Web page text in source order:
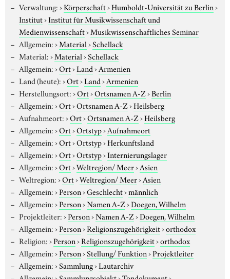
Verwaltung:›Körperschaft›Humboldt-Universität zu Berlin›
Institut›Institut für Musikwissenschaft und
Medienwissenschaft›Musikwissenschaftliches Seminar
Allgemein:›Material›Schellack
Material:›Material›Schellack
Allgemein:›Ort›Land›Armenien
Land (heute):›Ort›Land›Armenien
Herstellungsort:›Ort›Ortsnamen A-Z›Berlin
Allgemein:›Ort›Ortsnamen A-Z›Heilsberg
Aufnahmeort:›Ort›Ortsnamen A-Z›Heilsberg
Allgemein:›Ort›Ortstyp›Aufnahmeort
Allgemein:›Ort›Ortstyp›Herkunftsland
Allgemein:›Ort›Ortstyp›Internierungslager
Allgemein:›Ort›Weltregion/ Meer›Asien
Weltregion:›Ort›Weltregion/ Meer›Asien
Allgemein:›Person›Geschlecht›männlich
Allgemein:›Person›Namen A-Z›Doegen, Wilhelm
Projektleiter:›Person›Namen A-Z›Doegen, Wilhelm
Allgemein:›Person›Religionszugehörigkeit›orthodox
Religion:›Person›Religionszugehörigkeit›orthodox
Allgemein:›Person›Stellung/ Funktion›Projektleiter
Allgemein:›Sammlung›Lautarchiv